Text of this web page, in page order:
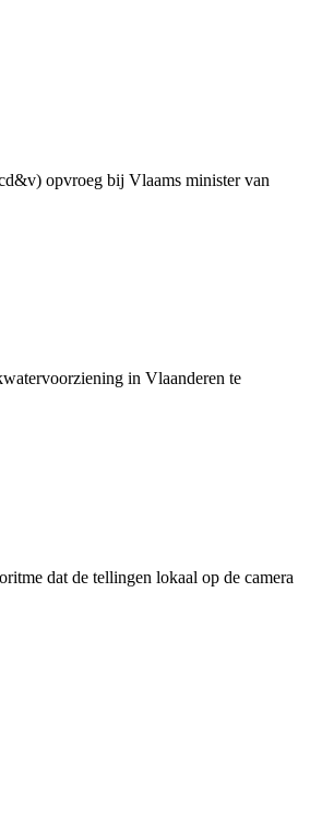
opvroeg bij Vlaams minister van
in Vlaanderen te
dat de tellingen lokaal op de camera